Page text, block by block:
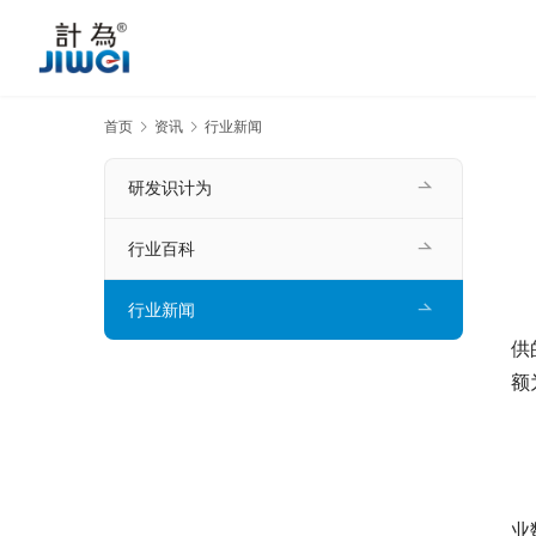
首页 资讯 行业新闻
供
额
业
研发识计为
行业百科
行业新闻